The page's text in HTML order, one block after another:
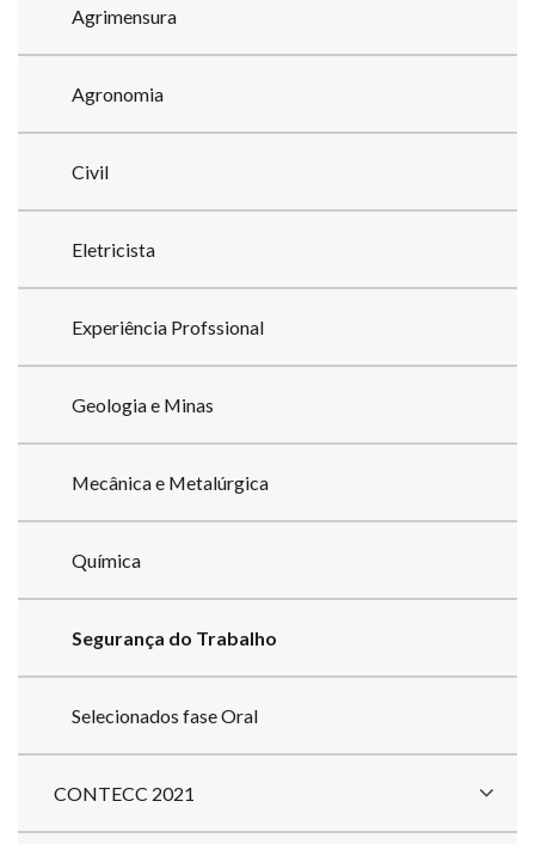
Agrimensura
Agronomia
Civil
Eletricista
Experiência Profssional
Geologia e Minas
Mecânica e Metalúrgica
Química
Segurança do Trabalho
Selecionados fase Oral
CONTECC 2021